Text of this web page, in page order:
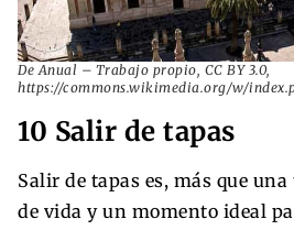
De Anual – Trabajo propio, CC BY 3.0,
https://commons.wikimedia.org/w/
10 Salir de tapas
Salir de tapas es, más que
de vida y un momento ideal